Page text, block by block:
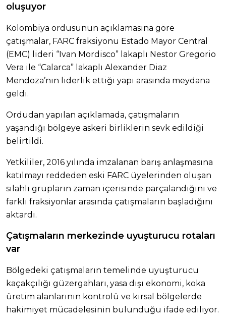
oluşuyor
Kolombiya ordusunun açıklamasına göre
çatışmalar, FARC fraksiyonu Estado Mayor Central
(EMC) lideri “Ivan Mordisco” lakaplı Nestor Gregorio
Vera ile “Calarca” lakaplı Alexander Diaz
Mendoza’nın liderlik ettiği yapı arasında meydana
geldi.
Ordudan yapılan açıklamada, çatışmaların
yaşandığı bölgeye askeri birliklerin sevk edildiği
belirtildi.
Yetkililer, 2016 yılında imzalanan barış anlaşmasına
katılmayı reddeden eski FARC üyelerinden oluşan
silahlı grupların zaman içerisinde parçalandığını ve
farklı fraksiyonlar arasında çatışmaların başladığını
aktardı.
Çatışmaların merkezinde uyuşturucu rotaları
var
Bölgedeki çatışmaların temelinde uyuşturucu
kaçakçılığı güzergahları, yasa dışı ekonomi, koka
üretim alanlarının kontrolü ve kırsal bölgelerde
hakimiyet mücadelesinin bulunduğu ifade ediliyor.